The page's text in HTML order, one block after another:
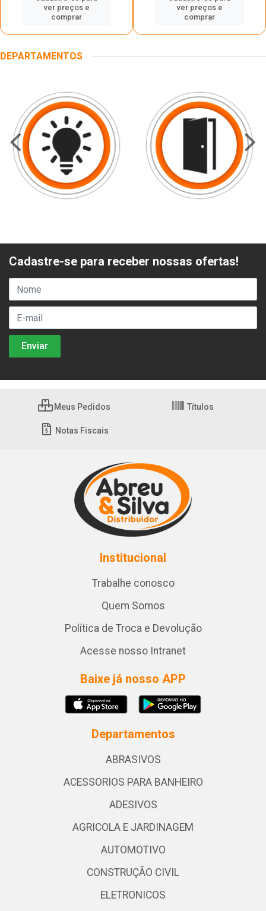
ver preços e
comprar
ver preços e
comprar
DEPARTAMENTOS
Cadastre-se para receber nossas ofertas!
Meus Pedidos Títulos
Notas Fiscais
Institucional
Trabalhe conosco
Quem Somos
Política de Troca e Devolução
Acesse nosso Intranet
Baixe já nosso APP
Departamentos
ABRASIVOS
ACESSORIOS PARA BANHEIRO
ADESIVOS
AGRICOLA E JARDINAGEM
AUTOMOTIVO
CONSTRUÇÃO CIVIL
ELETRONICOS